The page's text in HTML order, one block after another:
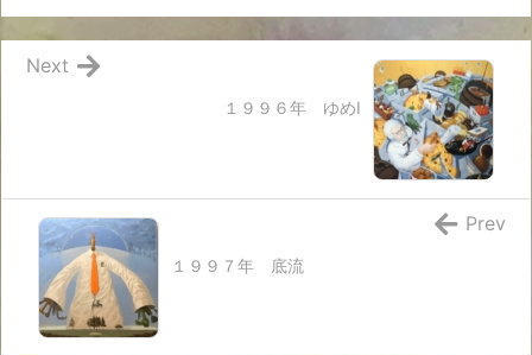
１９９６年 ゆめⅠ
Next
１９９７年 底流
Prev